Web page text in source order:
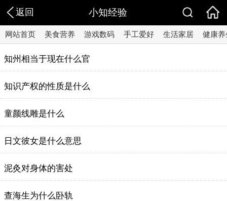
返回 小知经验
网站首页 美食营养 游戏数码 手工爱好 生活家居 健康养
知州相当于现在什么官
知识产权的性质是什么
童颜线雕是什么
日文彼女是什么意思
泥灸对身体的害处
查海生为什么卧轨